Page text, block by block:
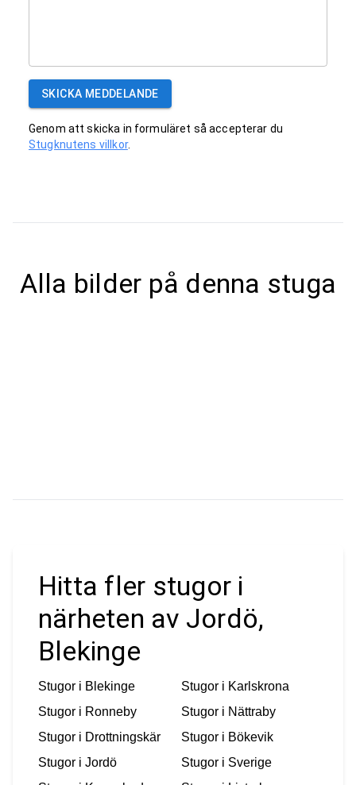
SKICKA MEDDELANDE
Genom att skicka in formuläret så accepterar du
Stugknutens villkor.
Alla bilder på denna stuga
Hitta fler stugor i
närheten av Jordö,
Blekinge
Stugor i Blekinge Stugor i Karlskrona
Stugor i Ronneby Stugor i Nättraby
Stugor i Drottningskär Stugor i Bökevik
Stugor i Jordö Stugor i Sverige